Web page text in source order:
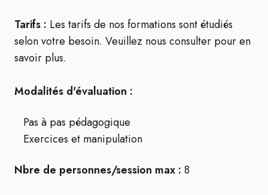
Tarifs : Les tarifs de nos formations sont étudiés
selon votre besoin. Veuillez nous consulter pour en
savoir plus.
Modalités d'évaluation :
Pas à pas pédagogique
Exercices et manipulation
Nbre de personnes/session max : 8